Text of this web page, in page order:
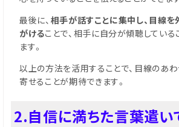
最後に、 相手が話すことに集中し、目線
がけることで、相手に自分が傾聴している
ます。
以上の方法を活用することで、目線のあ
寄せることが期待できます。
2.自信に満ちた言葉遣い